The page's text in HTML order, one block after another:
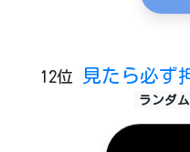
12位 見たら必ず
ランダム